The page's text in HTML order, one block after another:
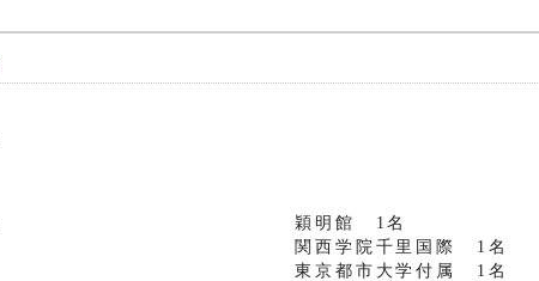
穎明館 1名
関西学院千里国際 1名
東京都市大学付属 1名